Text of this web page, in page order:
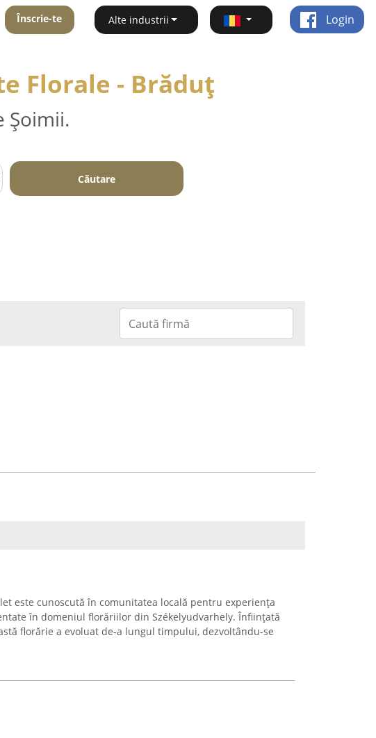
Înscrie-te Alte industrii Login
Florale - Brăduţ
Șoimii.
Căutare
este cunoscută în comunitatea locală pentru experiența
în domeniul florăriilor din Székelyudvarhely. Înființată
florărie a evoluat de-a lungul timpului, dezvoltându-se